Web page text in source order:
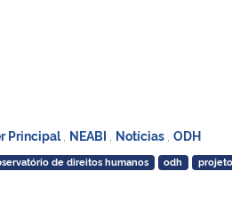
Principal NEABI Notícias ODH
de direitos humanos odh